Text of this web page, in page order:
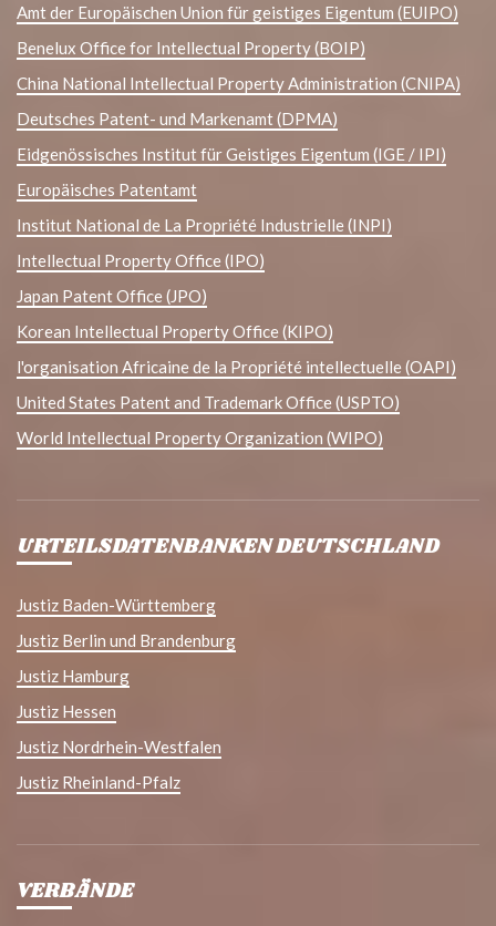
Amt der Europäischen Union für geistiges Eigentum (EUIPO)
Benelux Office for Intellectual Property (BOIP)
China National Intellectual Property Administration (CNIPA)
Deutsches Patent- und Markenamt (DPMA)
Eidgenössisches Institut für Geistiges Eigentum (IGE / IPI)
Europäisches Patentamt
Institut National de La Propriété Industrielle (INPI)
Intellectual Property Office (IPO)
Japan Patent Office (JPO)
Korean Intellectual Property Office (KIPO)
l'organisation Africaine de la Propriété intellectuelle (OAPI)
United States Patent and Trademark Office (USPTO)
World Intellectual Property Organization (WIPO)
URTEILSDATENBANKEN DEUTSCHLAND
Justiz Baden-Württemberg
Justiz Berlin und Brandenburg
Justiz Hamburg
Justiz Hessen
Justiz Nordrhein-Westfalen
Justiz Rheinland-Pfalz
VERBÄNDE